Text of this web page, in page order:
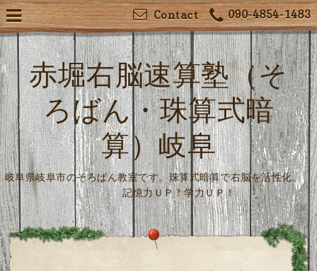
090-4854-1483
Contact
赤堀右脳速算塾（そ
ろばん・珠算式暗
算）岐阜
岐阜県岐阜市のそろばん教室です。珠算式暗算で右脳を活性化。
記憶力ＵＰ！学力ＵＰ！